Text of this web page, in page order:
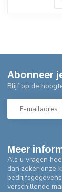
Meer
Als u vragen
dan zeker onze
verschillende
Abonneer
Blijf op de